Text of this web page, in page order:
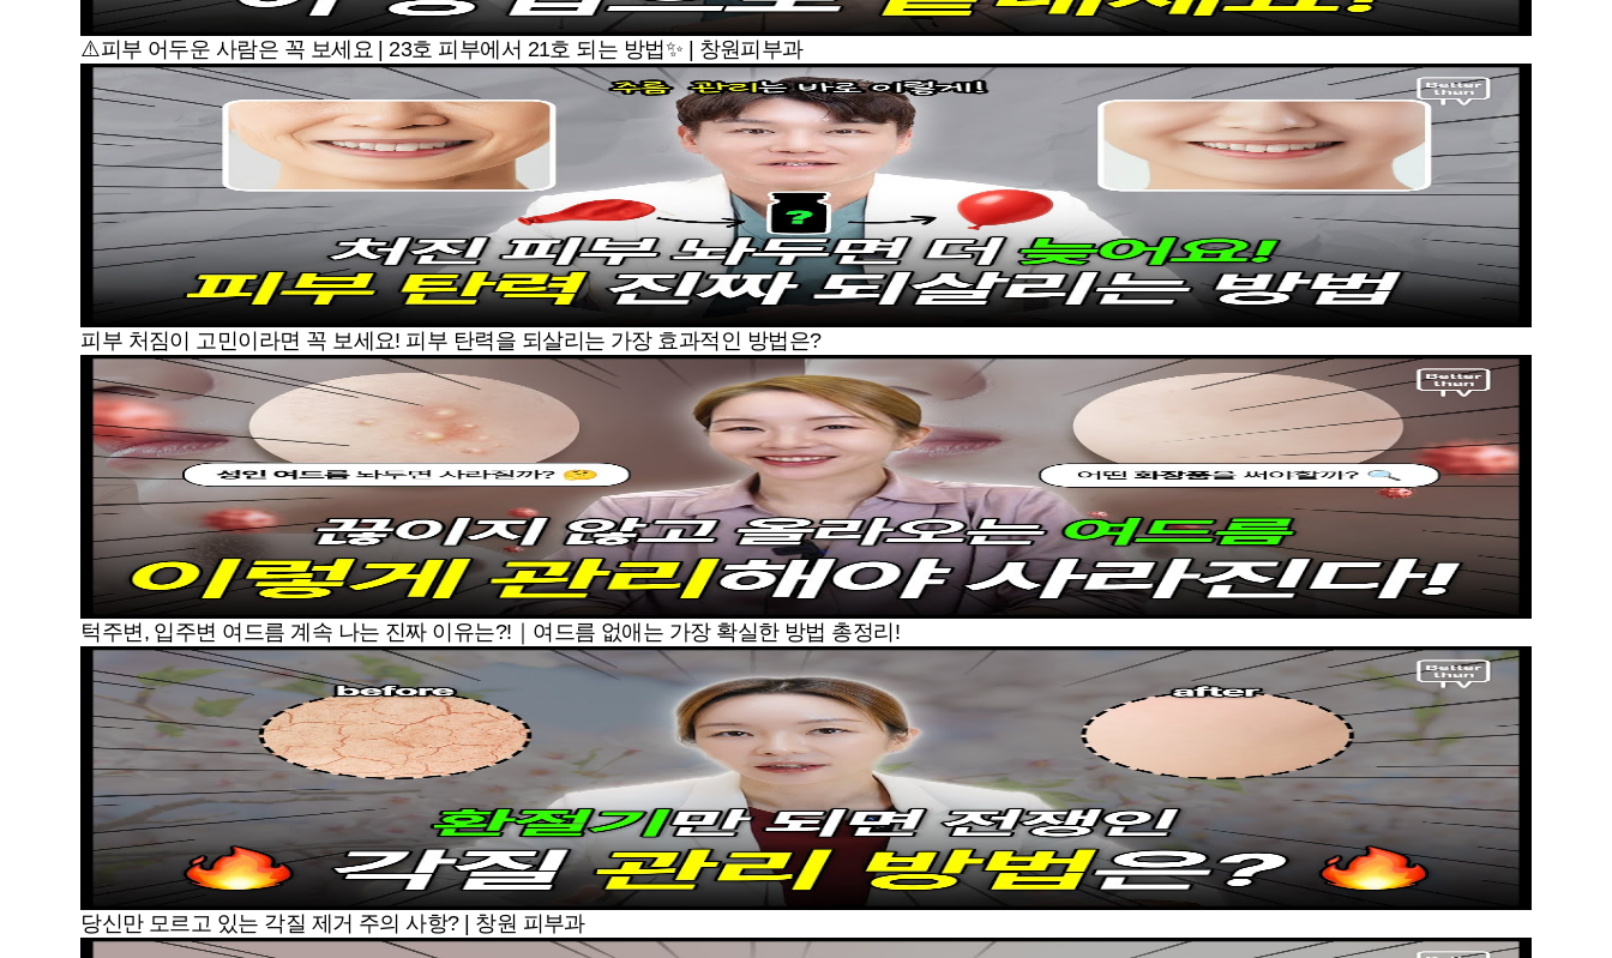
⚠️피부 어두운 사람은 꼭 보세요 | 23호 피부에서 21호 되는 방법✨ | 창원피부과
피부 처짐이 고민이라면 꼭 보세요! 피부 탄력을 되살리는 가장 효과적인 방법은?
턱주변, 입주변 여드름 계속 나는 진짜 이유는?!｜여드름 없애는 가장 확실한 방법 총정리!
당신만 모르고 있는 각질 제거 주의 사항? | 창원 피부과